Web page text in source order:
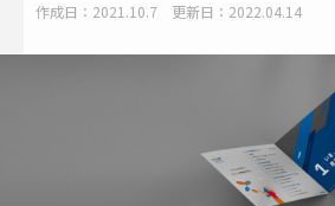
作成日：2021.10.7 更新日：2022.04.14